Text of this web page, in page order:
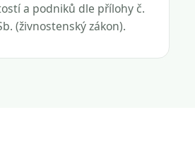
a podniků dle přílohy č.
(živnostenský zákon).